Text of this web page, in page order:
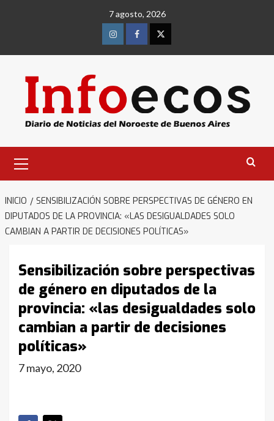
7 agosto, 2026
InstagramFacebookTwitter
primario
INICIO
SENSIBILIZACIÓN SOBRE PERSPECTIVAS DE GÉNERO EN
DIPUTADOS DE LA PROVINCIA: «LAS DESIGUALDADES SOLO
CAMBIAN A PARTIR DE DECISIONES POLÍTICAS»
Sensibilización sobre perspectivas
de género en diputados de la
provincia: «las desigualdades solo
cambian a partir de decisiones
políticas»
7 mayo, 2020